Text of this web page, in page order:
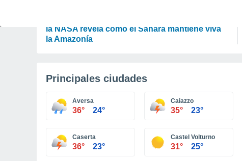
la NASA revela cómo el Sáhara mantiene viva
la Amazonía
Principales ciudades
Aversa
36° 24°
Caiazzo
35° 23°
Caserta
36° 23°
Castel Volturno
31° 25°